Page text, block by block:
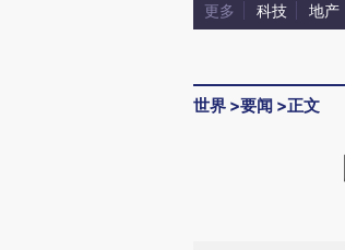
更多 科技 地产
世界 >要闻 >正文